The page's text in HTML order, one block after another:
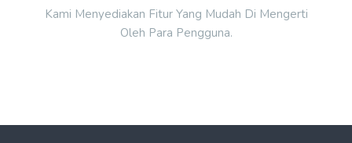
Kami Menyediakan Fitur Yang Mudah Di Mengerti
Oleh Para Pengguna.